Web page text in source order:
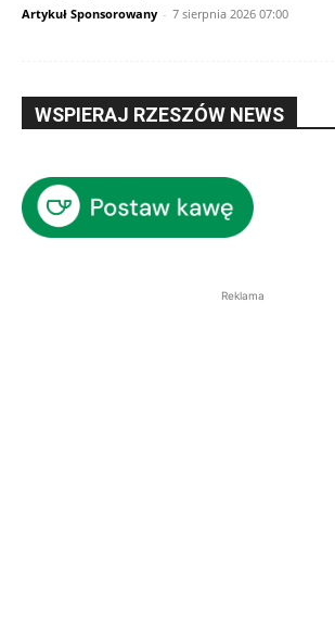
Artykuł Sponsorowany - 7 sierpnia 2026 07:00
WSPIERAJ RZESZÓW NEWS
Reklama